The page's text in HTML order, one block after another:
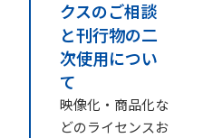
クスのご相談
と刊行物の二
次使用につい
て
映像化・商品化な
どのライセンスお